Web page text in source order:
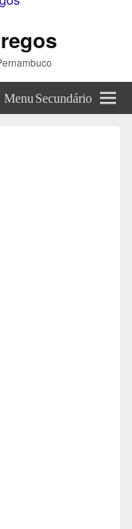
Menu Secundário